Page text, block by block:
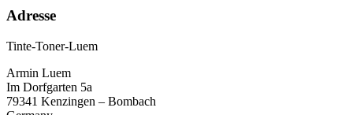
Adresse
Tinte-Toner-Luem
Armin Luem
Im Dorfgarten 5a
79341 Kenzingen – Bombach